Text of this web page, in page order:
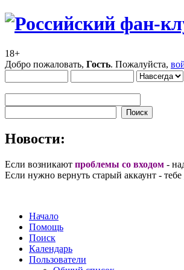
18+
Добро пожаловать, Гость. Пожалуйста,
Новости:
Если возникают проблемы со входом -
Если нужно вернуть старый аккаунт - тебе
Начало
Помощь
Поиск
Календарь
Пользователи